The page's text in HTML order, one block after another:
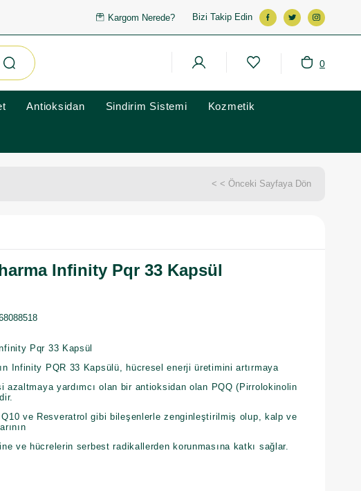
Kargom Nerede? Bizi Takip Edin
0
Antioksidan Sindirim Sistemi Kozmetik
< < Önceki Sayfaya Dön
Infinity Pqr 33 Kapsül
Pqr 33 Kapsül
Infinity PQR 33 Kapsülü, hücresel enerji üretimini artırmaya
azaltmaya yardımcı olan bir antioksidan olan PQQ (Pirrolokinolin
ve Resveratrol gibi bileşenlerle zenginleştirilmiş olup, kalp ve
ve hücrelerin serbest radikallerden korunmasına katkı sağlar.